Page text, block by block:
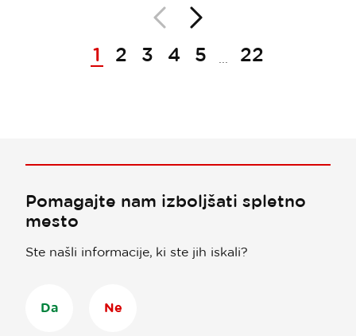
NazajNaprej
1
2 3 4 5 22
Pomagajte nam izboljšati spletno
mesto
Ste našli informacije, ki ste jih iskali?
Da Ne